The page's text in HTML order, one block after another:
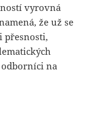
vyrovná
že už se
přesnosti,
na